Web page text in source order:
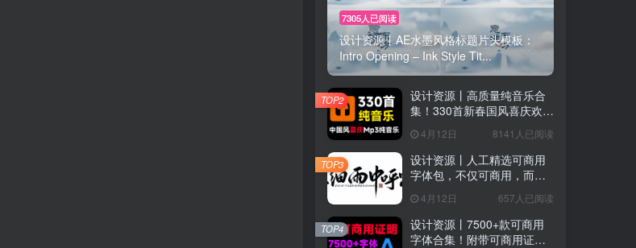
7305人已阅读
设计资源丨AE水墨风格标题片头模板：
Intro Opening – Ink Style Tit...
设计资源丨高质量纯音乐合
集！330首新春国风喜庆欢庆
MP3格式
4月12日 8141人已阅读
TOP2
设计资源丨人工精选可商用
字体包，不仅可商用，而且
4月12日 657人已阅读
TOP3
设计资源丨7500+款可商用
字体合集！附带可商用证明
TOP4